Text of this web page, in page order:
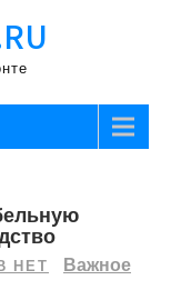
НЕТ
Важное